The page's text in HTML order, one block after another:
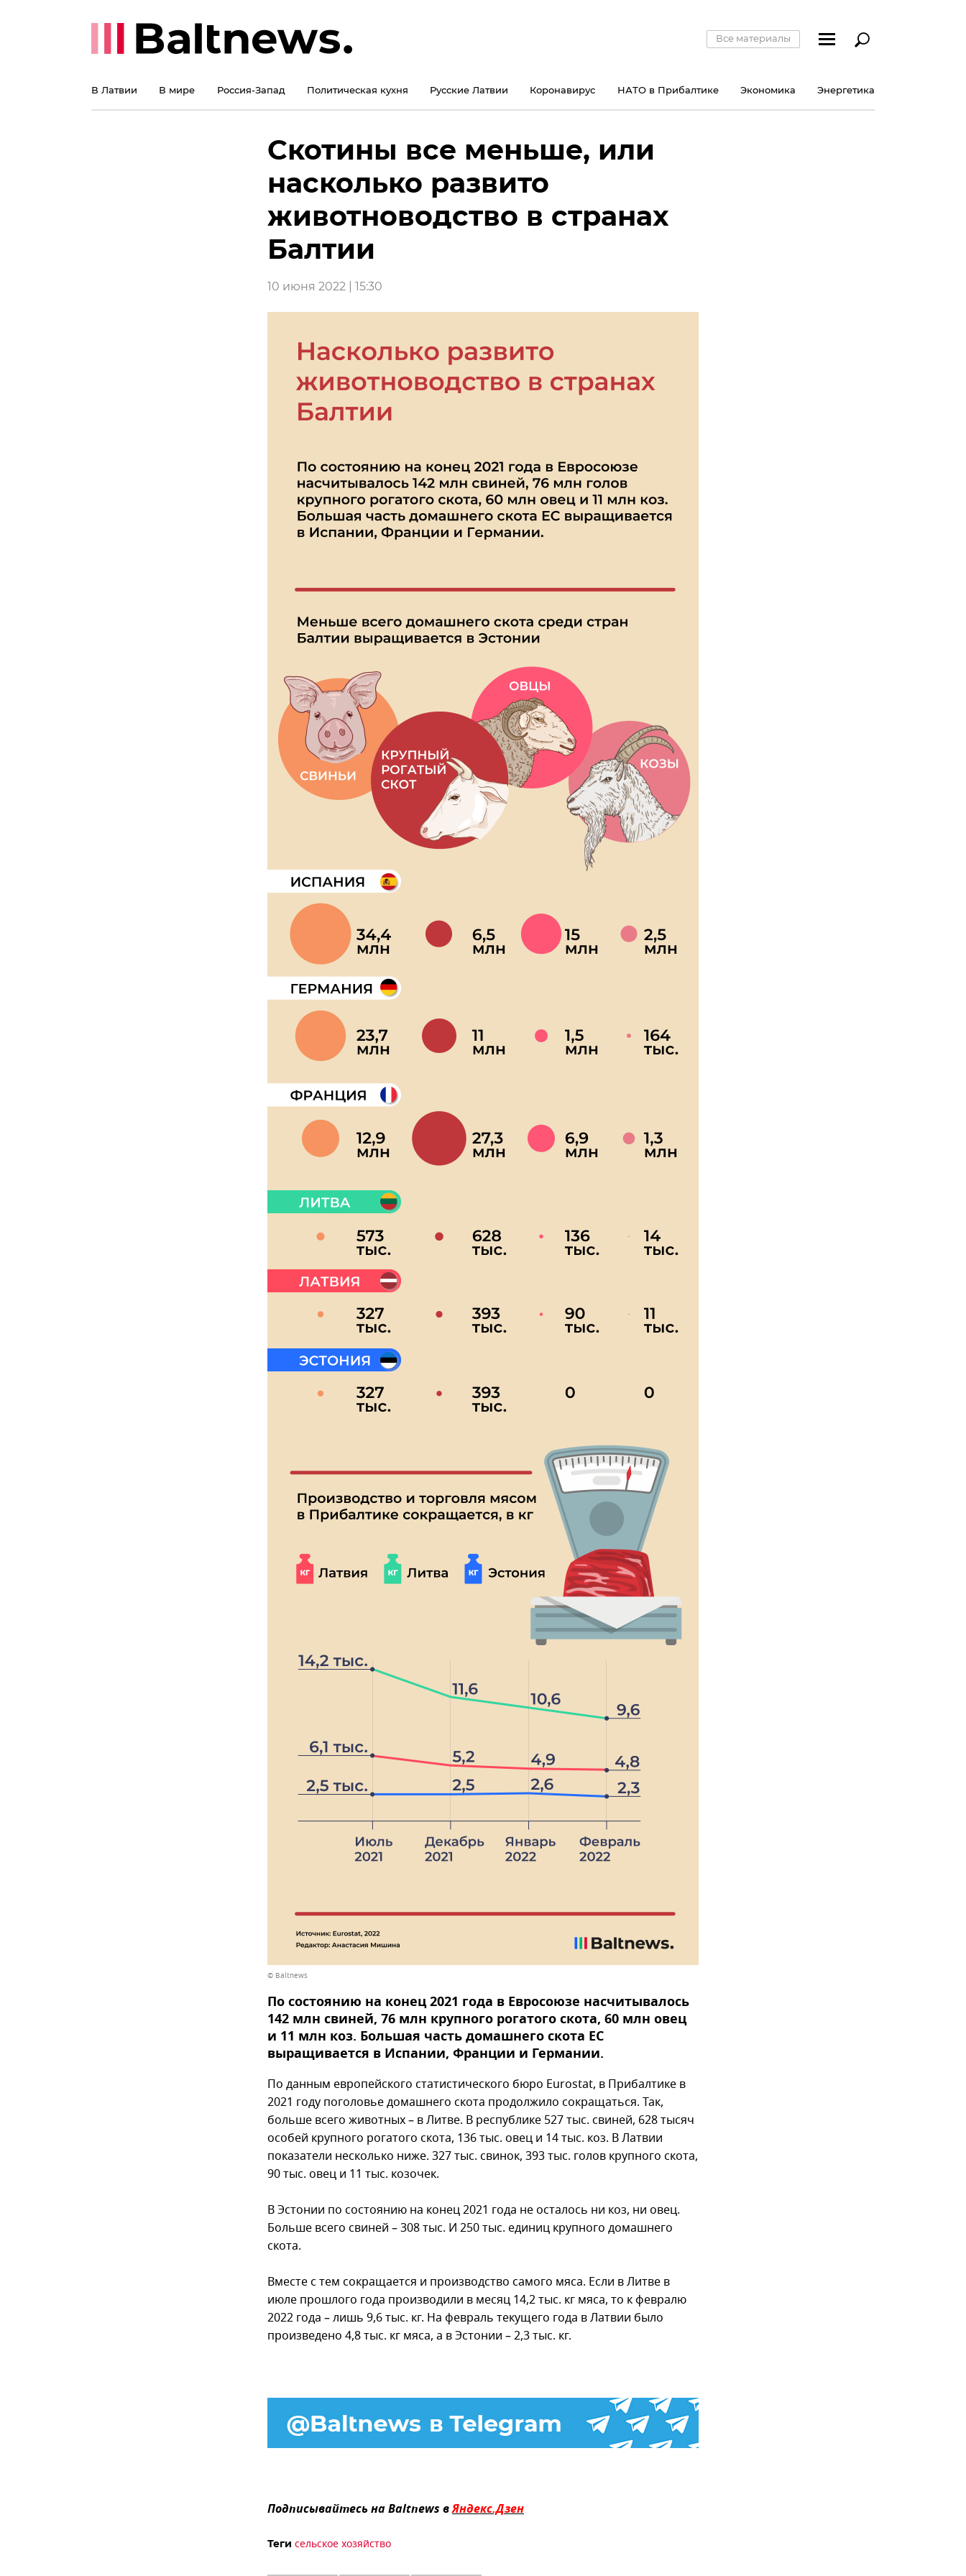
Все материалы
В Латвии В мире Россия-Запад Политическая кухня Русские Латвии Коронавирус НАТО в Прибалтике Экономика Энергетика
Скотины все меньше, или
насколько развито
животноводство в странах
Балтии
10 июня 2022 | 15:30
© Baltnews
По состоянию на конец 2021 года в Евросоюзе насчитывалось
142 млн свиней, 76 млн крупного рогатого скота, 60 млн овец
и 11 млн коз. Большая часть домашнего скота ЕС
выращивается в Испании, Франции и Германии.
По данным европейского статистического бюро Eurostat, в Прибалтике в
2021 году поголовье домашнего скота продолжило сокращаться. Так,
больше всего животных – в Литве. В республике 527 тыс. свиней, 628 тысяч
особей крупного рогатого скота, 136 тыс. овец и 14 тыс. коз. В Латвии
показатели несколько ниже. 327 тыс. свинок, 393 тыс. голов крупного скота,
90 тыс. овец и 11 тыс. козочек.
В Эстонии по состоянию на конец 2021 года не осталось ни коз, ни овец.
Больше всего свиней – 308 тыс. И 250 тыс. единиц крупного домашнего
скота.
Вместе с тем сокращается и производство самого мяса. Если в Литве в
июле прошлого года производили в месяц 14,2 тыс. кг мяса, то к февралю
2022 года – лишь 9,6 тыс. кг. На февраль текущего года в Латвии было
произведено 4,8 тыс. кг мяса, а в Эстонии – 2,3 тыс. кг.
Подписывайтесь на Baltnews вЯндекс.Дзен
Теги сельское хозяйство